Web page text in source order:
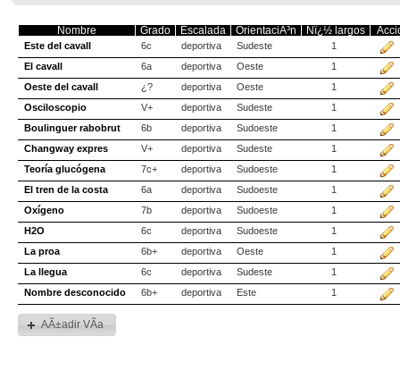
Nombre Grado Escalada OrientaciÃ³n Nï¿½ largos
Este del cavall
6c deportiva Sudeste
1
El cavall
6a deportiva Oeste
1
Oeste del cavall
¿? deportiva Oeste
1
Osciloscopio
V+ deportiva Sudeste
1
Boulinguer rabobrut
6b deportiva Sudoeste
1
Changway expres
V+ deportiva Sudeste
1
Teoría glucógena
7c+ deportiva Sudoeste
1
El tren de la costa
6a deportiva Sudoeste
1
Oxígeno
7b deportiva Sudoeste
1
H2O
6c deportiva Sudoeste
1
La proa
6b+ deportiva Oeste
1
La llegua
6c deportiva Sudeste
1
Nombre desconocido
6b+ deportiva Este 1
AÃ±adir VÃ­a